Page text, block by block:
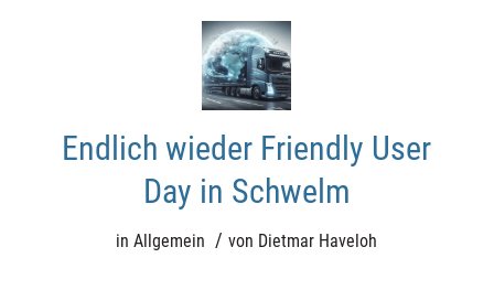
Endlich wieder Friendly User
Day in Schwelm
inAllgemein / von Dietmar Haveloh